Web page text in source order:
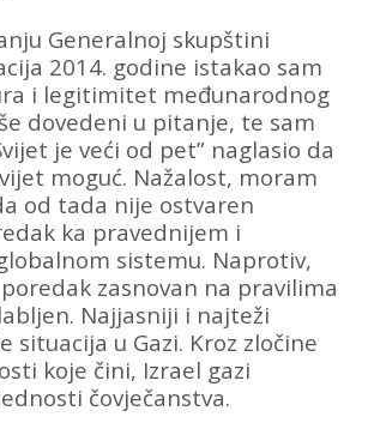
Generalnoj skupštini
2014. godine istakao sam
i legitimitet međunarodnog
dovedeni u pitanje, te sam
je veći od pet” naglasio da
moguć. Nažalost, moram
od tada nije ostvaren
ka pravednijem i
sistemu. Naprotiv,
zasnovan na pravilima
Najjasniji i najteži
situacija u Gazi. Kroz zločine
koje čini, Izrael gazi
čovječanstva.